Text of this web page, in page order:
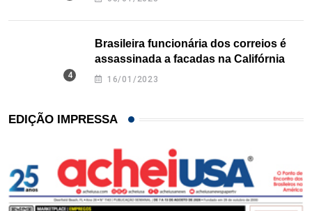
Brasileira funcionária dos correios é
assassinada a facadas na Califórnia
16/01/2023
EDIÇÃO IMPRESSA